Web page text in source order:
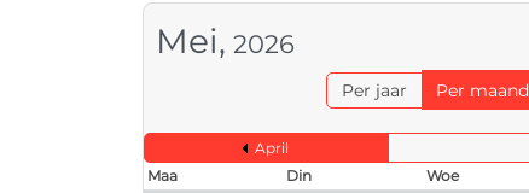
Mei, 2026
Per jaar Per maand
April
Maa
Din Woe